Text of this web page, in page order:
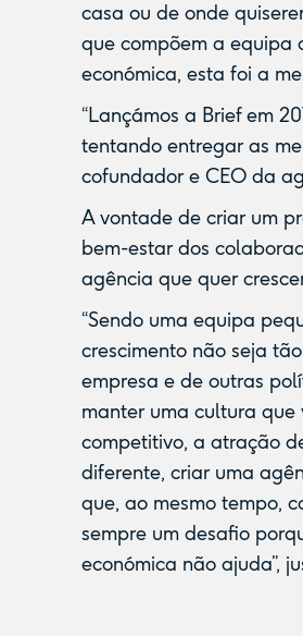
casa ou de onde
que compõem a equipa
económica, esta foi a
“Lançámos a Brief em
tentando entregar as
cofundador e CEO da
A vontade de criar um
bem-estar dos
agência que quer
“Sendo uma equipa
crescimento não seja
empresa e de outras
manter uma cultura que
competitivo, a atração
diferente, criar uma
que, ao mesmo tempo,
sempre um desafio
económica não ajuda”,